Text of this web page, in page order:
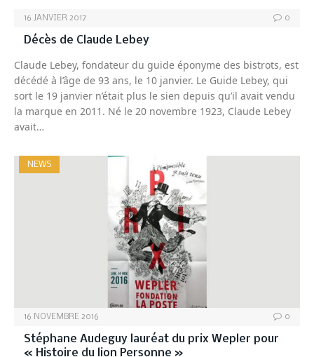
16 JANVIER 2017 0
Décès de Claude Lebey
Claude Lebey, fondateur du guide éponyme des bistrots, est
décédé à l’âge de 93 ans, le 10 janvier. Le Guide Lebey, qui
sort le 19 janvier n’était plus le sien depuis qu’il avait vendu
la marque en 2011. Né le 20 novembre 1923, Claude Lebey
avait…
NEWS
16 NOVEMBRE 2016 0
Stéphane Audeguy lauréat du prix Wepler pour
« Histoire du lion Personne »